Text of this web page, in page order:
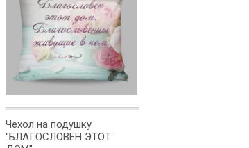
Чехол на подушку
"БЛАГОСЛОВЕН ЭТОТ